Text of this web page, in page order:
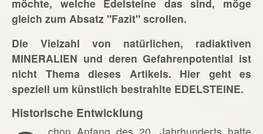
möchte, welche Edelsteine das sind, möge
gleich zum Absatz "Fazit" scrollen.
Die Vielzahl von natürlichen, radiaktiven
MINERALIEN und deren Gefahrenpotential ist
nicht Thema dieses Artikels. Hier geht es
speziell um künstlich bestrahlte EDELSTEINE.
Historische Entwicklung